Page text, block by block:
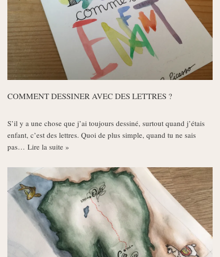
COMMENT DESSINER AVEC DES LETTRES ?
S’il y a une chose que j’ai toujours dessiné, surtout quand j’étais
enfant, c’est des lettres. Quoi de plus simple, quand tu ne sais
pas… Lire la suite »